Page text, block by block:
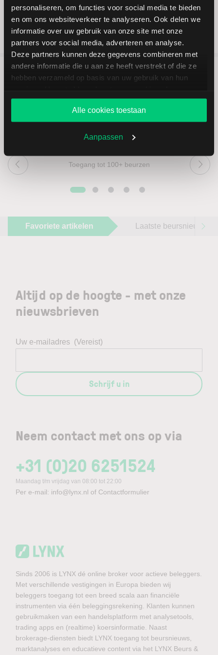
personaliseren, om functies voor social media te bieden
en om ons websiteverkeer te analyseren. Ook delen we
informatie over uw gebruik van onze site met onze
partners voor social media, adverteren en analyse.
Deze partners kunnen deze gegevens combineren met
andere informatie die u aan ze heeft verstrekt of die ze
hebben verzameld op basis van uw gebruik van hun
website blijft gebruiken.
Alle cookies toestaan
Aanpassen
beleggen
Toegang tot 100+ beurzen
Favoriete artikelen Laatste beursnieuws
Neem contact met ons op via
+31 (0)20 6251524
Maandag t/m vrijdag van 08:00 tot 22:00
Per e-mail: info@lynx.nl of Contactformulier
Altijd op de hoogte - met onze
nieuwsbrieven
Uw e-mailadres (Vereist)
Schrijf u in
Sinds 2006 is LYNX dé online broker voor actieve beleggers.
Met verschillende vestigingen in Europa bieden wij
beleggers toegang tot een breed scala aan financiële
instrumenten via één beleggingsrekening. Klanten kunnen
gebruikmaken van een handelsplatform met analysetools,
trading apps en (realtime) koersinformatie. Naast
brokerage-diensten biedt LYNX toegang tot beursnieuws,
marktanalyses en educatieve content via het LYNX Beurs &